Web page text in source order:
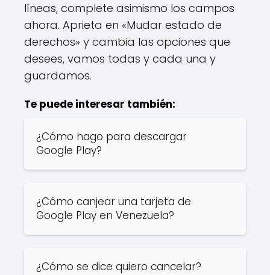
líneas, complete asimismo los campos
ahora. Aprieta en «Mudar estado de
derechos» y cambia las opciones que
desees, vamos todas y cada una y
guardamos.
Te puede interesar también:
¿Cómo hago para descargar
Google Play?
¿Cómo canjear una tarjeta de
Google Play en Venezuela?
¿Cómo se dice quiero cancelar?